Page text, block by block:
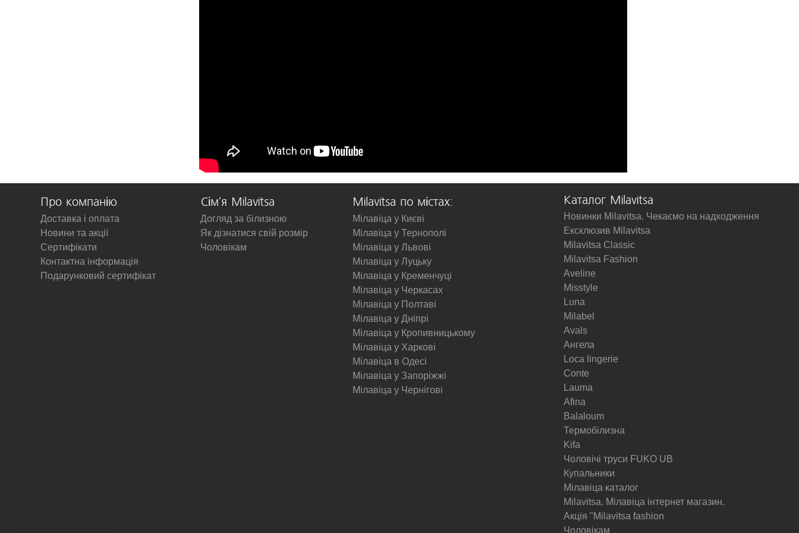
Про компанію
Доставка і оплата
Новини та акції
Сертифікати
Контактна інформація
Подарунковий сертифікат
Сім'я Milavitsa
Догляд за білизною
Як дізнатися свій розмір
Чоловікам
Milavitsa по містах:
Мілавіца у Києві
Мілавіца у Тернополі
Мілавіца у Львові
Мілавіца у Луцьку
Мілавіца у Кременчуці
Мілавіца у Черкасах
Мілавіца у Полтаві
Мілавіца у Дніпрі
Мілавіца у Кропивницькому
Мілавіца у Харкові
Мілавіца в Одесі
Мілавіца у Запоріжжі
Мілавіца у Чернігові
Каталог Milavitsa
Новинки Milavitsa. Чекаємо на надходження
Ексклюзив Milavitsa
Milavitsa Classic
Milavitsa Fashion
Aveline
Misstyle
Luna
Milabel
Avals
Ангела
Loca lingerie
Conte
Lauma
Afina
Balaloum
Термобілизна
Kifa
Чоловічі труси FUKO UB
Купальники
Мілавіца каталог
Milavitsa. Мілавіца інтернет магазин.
Акція "Milavitsa fashion
Чоловікам